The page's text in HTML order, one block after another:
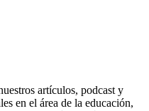
artículos, podcast y
en el área de la educación,